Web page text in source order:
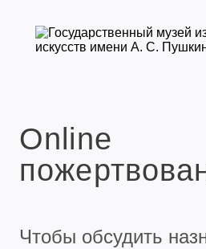
Online
Чтобы обсудить